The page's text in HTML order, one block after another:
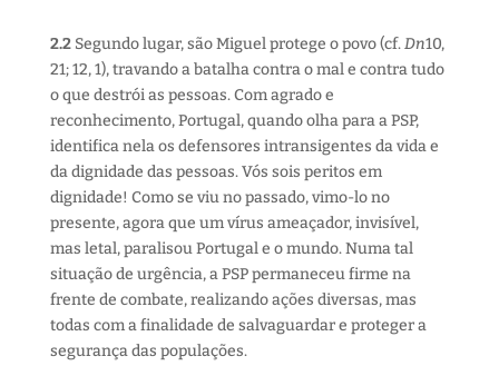
2.2Segundo lugar, são Miguel protege o povo (cf.Dn10,
21; 12, 1), travando a batalha contra o mal e contra tudo
o que destrói as pessoas. Com agrado e
reconhecimento, Portugal, quando olha para a PSP,
identifica nela os defensores intransigentes da vida e
da dignidade das pessoas. Vós sois peritos em
dignidade! Como se viu no passado, vimo-lo no
presente, agora que um vírus ameaçador, invisível,
mas letal, paralisou Portugal e o mundo. Numa tal
situação de urgência, a PSP permaneceu firme na
frente de combate, realizando ações diversas, mas
todas com a finalidade de salvaguardar e proteger a
segurança das populações.